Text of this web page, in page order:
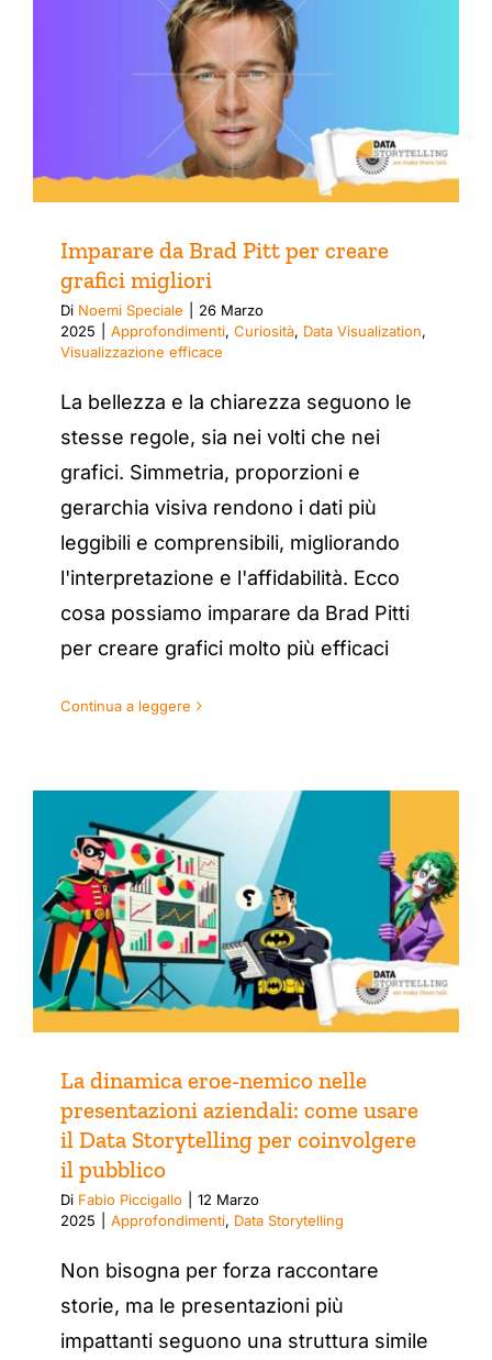
Imparare da Brad Pitt per creare
grafici migliori
Di Noemi Speciale
26 Marzo
2025
Approfondimenti, Curiosità, Data Visualization,
Visualizzazione efficace
La bellezza e la chiarezza seguono le
stesse regole, sia nei volti che nei
grafici. Simmetria, proporzioni e
gerarchia visiva rendono i dati più
leggibili e comprensibili, migliorando
l'interpretazione e l'affidabilità. Ecco
cosa possiamo imparare da Brad Pitti
per creare grafici molto più efficaci
Continua a leggere
La dinamica eroe-nemico nelle
presentazioni aziendali: come usare
il Data Storytelling per coinvolgere
il pubblico
Di Fabio Piccigallo
12 Marzo
2025
Approfondimenti, Data Storytelling
Non bisogna per forza raccontare
storie, ma le presentazioni più
impattanti seguono una struttura simile